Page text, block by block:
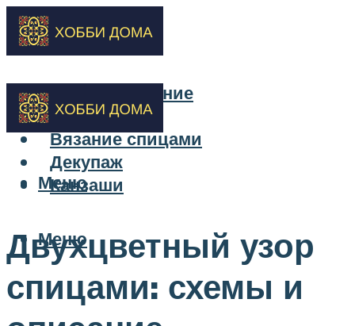
Бисероплетение
Вышивка
Вязание спицами
Декупаж
Канзаши
Меню
Меню
Двухцветный узор
спицами: схемы и